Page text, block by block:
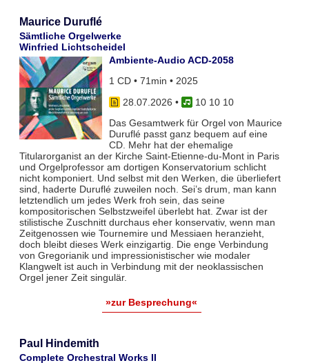
Maurice Duruflé
Sämtliche Orgelwerke
Winfried Lichtscheidel
Ambiente-Audio ACD-2058
1 CD • 71min • 2025
28.07.2026 •
10 10 10
Das Gesamtwerk für Orgel von Maurice
Duruflé passt ganz bequem auf eine
CD. Mehr hat der ehemalige
Titularorganist an der Kirche Saint-Etienne-du-Mont in Paris
und Orgelprofessor am dortigen Konservatorium schlicht
nicht komponiert. Und selbst mit den Werken, die überliefert
sind, haderte Duruflé zuweilen noch. Sei’s drum, man kann
letztendlich um jedes Werk froh sein, das seine
kompositorischen Selbstzweifel überlebt hat. Zwar ist der
stilistische Zuschnitt durchaus eher konservativ, wenn man
Zeitgenossen wie Tournemire und Messiaen heranzieht,
doch bleibt dieses Werk einzigartig. Die enge Verbindung
von Gregorianik und impressionistischer wie modaler
Klangwelt ist auch in Verbindung mit der neoklassischen
Orgel jener Zeit singulär.
»zur Besprechung«
Paul Hindemith
Complete Orchestral Works II